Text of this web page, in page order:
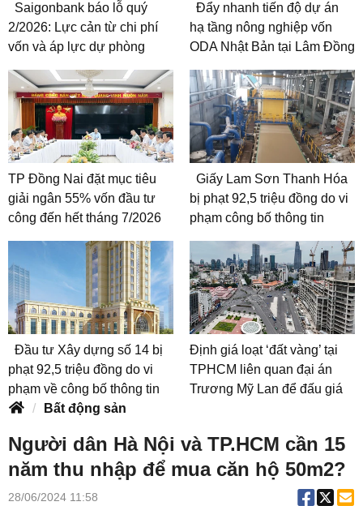
Saigonbank báo lỗ quý
2/2026: Lực cản từ chi phí
vốn và áp lực dự phòng
Đẩy nhanh tiến độ dự án
hạ tầng nông nghiệp vốn
ODA Nhật Bản tại Lâm Đồng
TP Đồng Nai đặt mục tiêu
giải ngân 55% vốn đầu tư
công đến hết tháng 7/2026
Giấy Lam Sơn Thanh Hóa
bị phạt 92,5 triệu đồng do vi
phạm công bố thông tin
Đầu tư Xây dựng số 14 bị
phạt 92,5 triệu đồng do vi
phạm về công bố thông tin
Định giá loạt ‘đất vàng’ tại
TPHCM liên quan đại án
Trương Mỹ Lan để đấu giá
Bất động sản
Người dân Hà Nội và TP.HCM cần 15
năm thu nhập để mua căn hộ 50m2?
28/06/2024 11:58